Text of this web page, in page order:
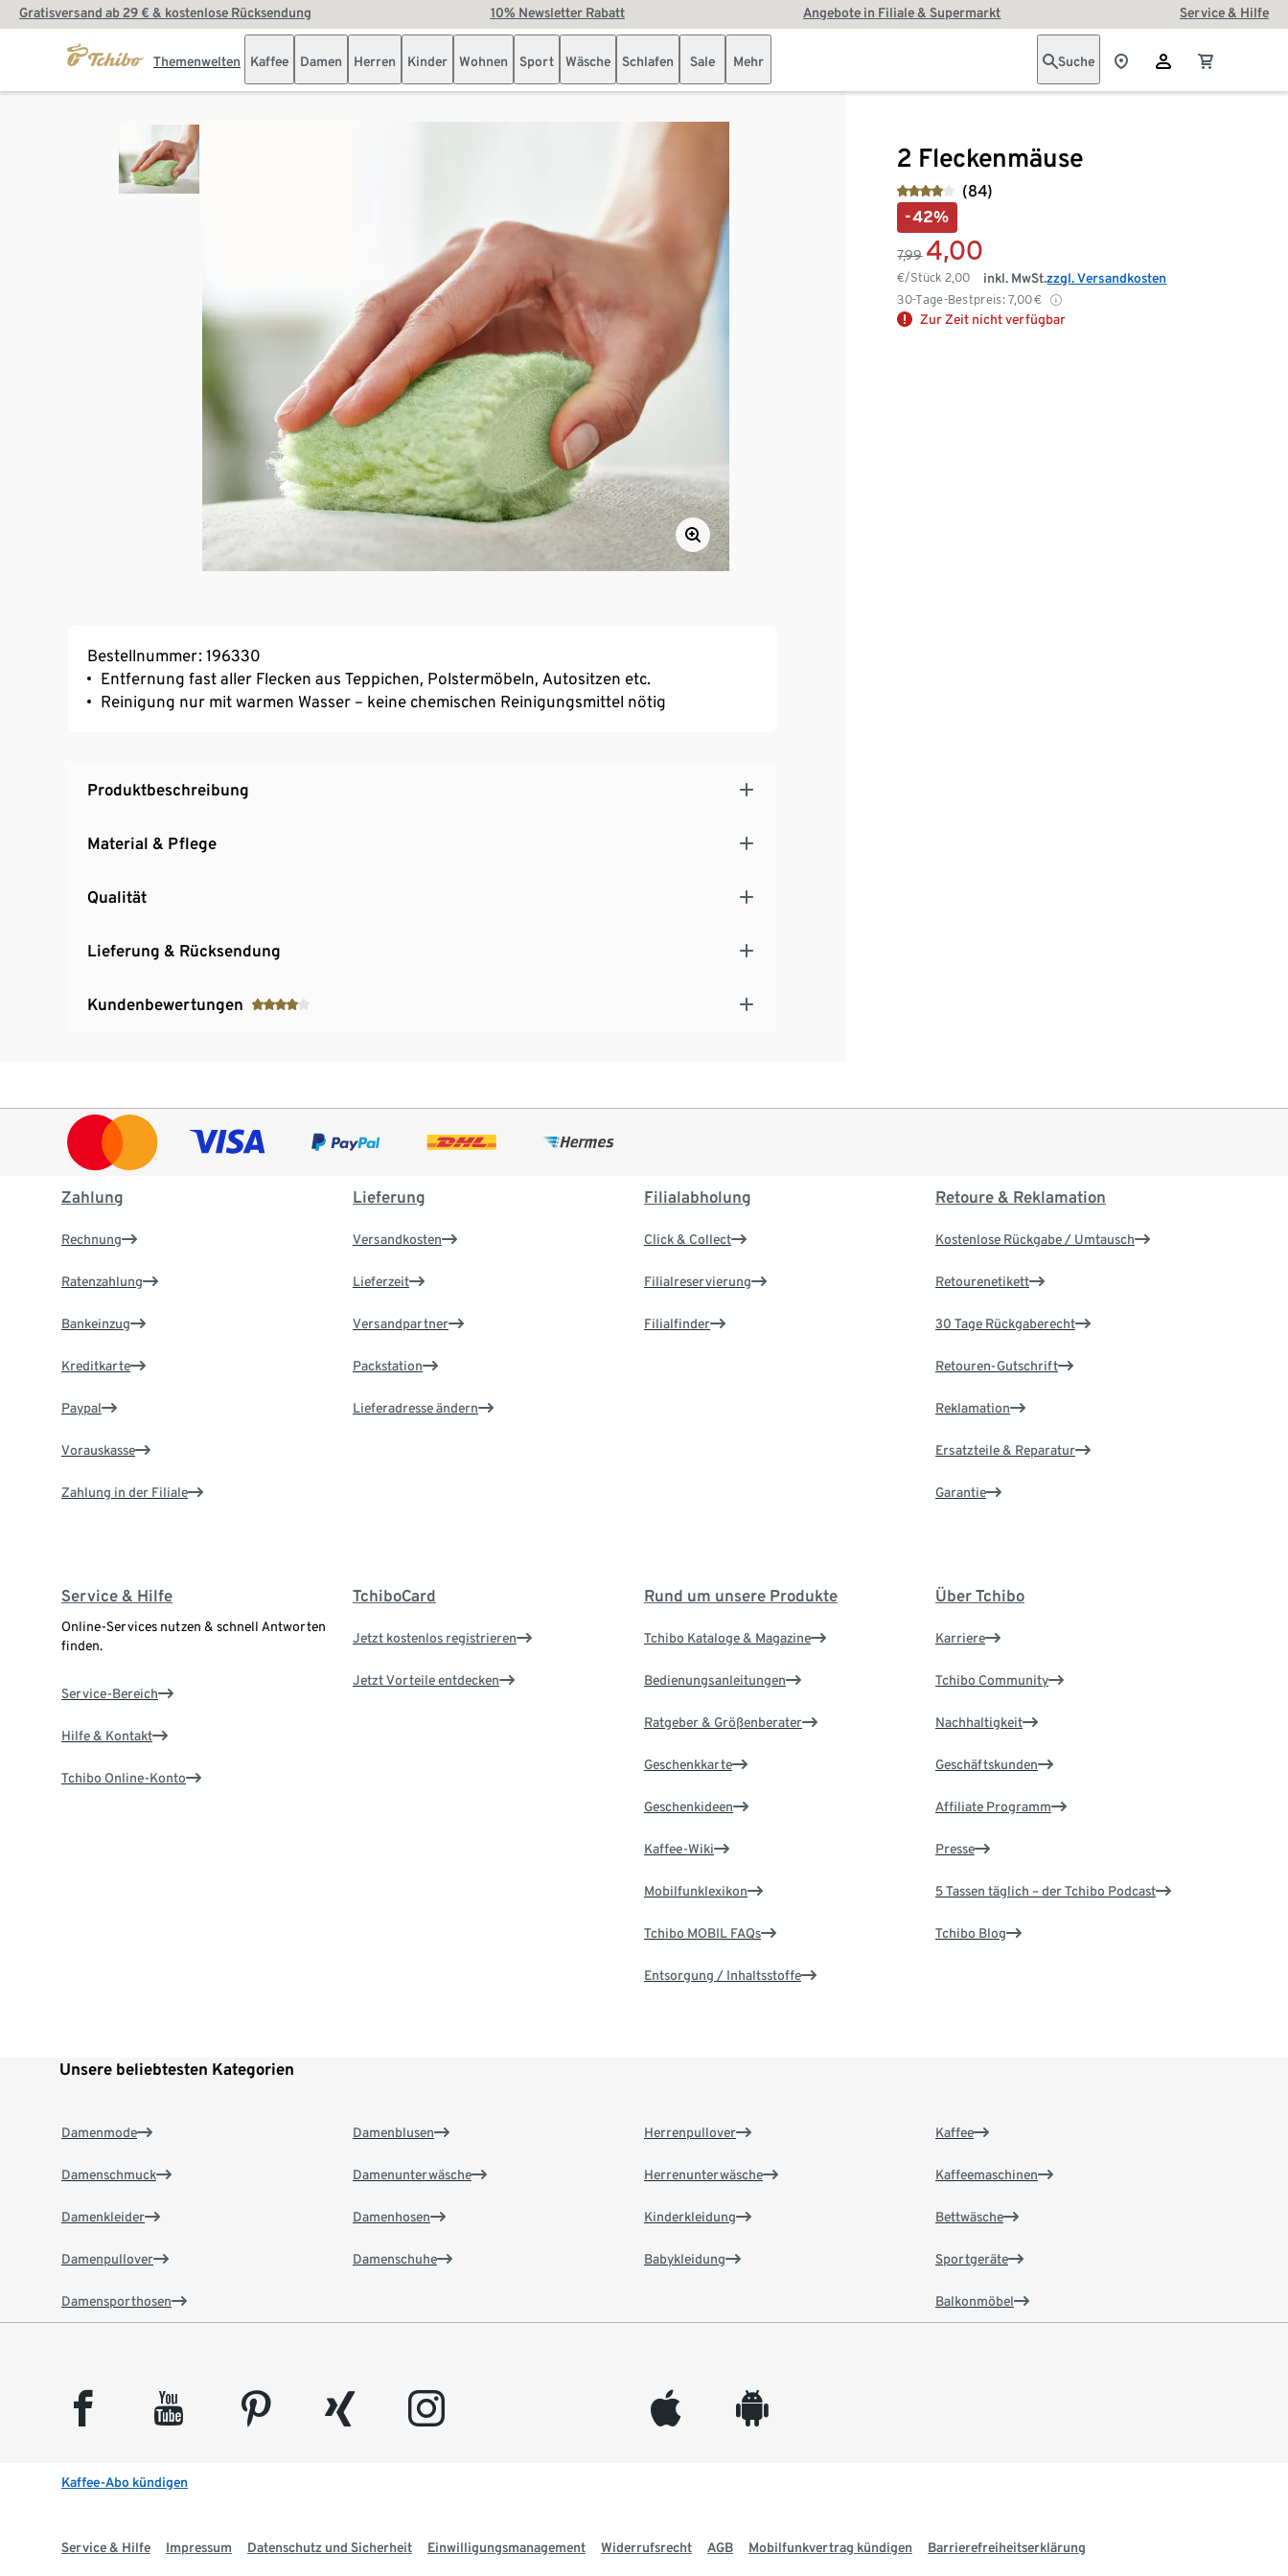
Gratisversand ab 29 € & kostenlose Rücksendung 10% Newsletter Rabatt Angebote in Filiale & Supermarkt Service & Hilfe
Themenwelten Kaffee Damen Herren Kinder Wohnen Sport Wäsche Schlafen Sale Mehr Suche
2 Fleckenmäuse
(84)
-42%
7,99 4,00
€/Stück2,00
30-Tage-Bestpreis: 7,00€
inkl. MwSt.zzgl. Versandkosten
Zur Zeit nicht verfügbar
Bestellnummer: 196330
Entfernung fast aller Flecken aus Teppichen, Polstermöbeln, Autositzen etc.
Reinigung nur mit warmen Wasser – keine chemischen Reinigungsmittel nötig
Produktbeschreibung
Material & Pflege
Qualität
Lieferung & Rücksendung
Kundenbewertungen
Zahlung
Rechnung
Ratenzahlung
Bankeinzug
Kreditkarte
Paypal
Vorauskasse
Zahlung in der Filiale
Lieferung
Versandkosten
Lieferzeit
Versandpartner
Packstation
Lieferadresse ändern
Filialabholung
Click & Collect
Filialreservierung
Filialfinder
Retoure & Reklamation
Kostenlose Rückgabe / Umtausch
Retourenetikett
30 Tage Rückgaberecht
Retouren-Gutschrift
Reklamation
Ersatzteile & Reparatur
Garantie
Service & Hilfe
Online-Services nutzen & schnell Antworten
finden.
Service-Bereich
Hilfe & Kontakt
Tchibo Online-Konto
TchiboCard
Jetzt kostenlos registrieren
Jetzt Vorteile entdecken
Rund um unsere Produkte
Tchibo Kataloge & Magazine
Bedienungsanleitungen
Ratgeber & Größenberater
Geschenkkarte
Geschenkideen
Kaffee-Wiki
Mobilfunklexikon
Tchibo MOBIL FAQs
Entsorgung / Inhaltsstoffe
Über Tchibo
Karriere
Tchibo Community
Nachhaltigkeit
Geschäftskunden
Affiliate Programm
Presse
5 Tassen täglich – der Tchibo Podcast
Tchibo Blog
Unsere beliebtesten Kategorien
Damenmode
Damenschmuck
Damenkleider
Damenpullover
Damensporthosen
Damenblusen
Damenunterwäsche
Damenhosen
Damenschuhe
Herrenpullover
Herrenunterwäsche
Kinderkleidung
Babykleidung
Kaffee
Kaffeemaschinen
Bettwäsche
Sportgeräte
Balkonmöbel
facebook youtube pinterest xing instagram appleinc android
Kaffee-Abo kündigen
Service & Hilfe Impressum Datenschutz und Sicherheit Einwilligungsmanagement Widerrufsrecht AGB Mobilfunkvertrag kündigen Barrierefreiheitserklärung